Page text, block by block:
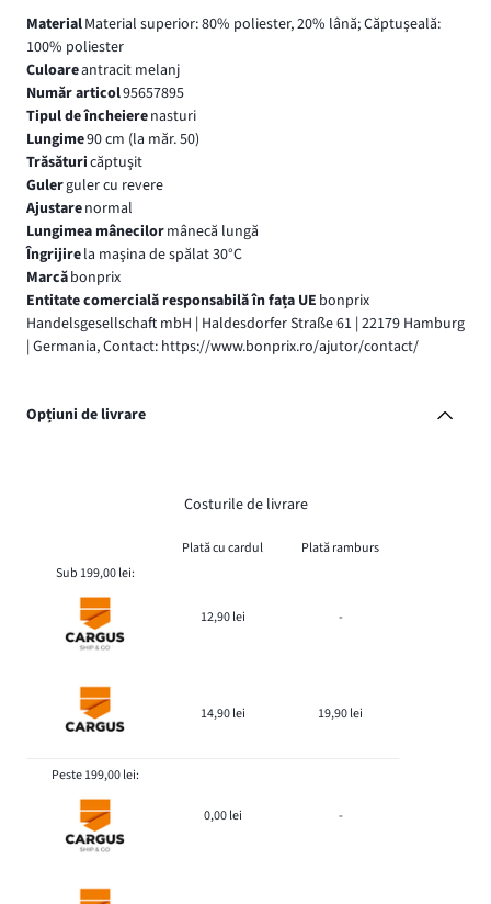
MaterialMaterial superior: 80% poliester, 20% lână; Căptuşeală:
100% poliester
Culoareantracit melanj
Număr articol95657895
Tipul de încheierenasturi
Lungime90 cm (la măr. 50)
Trăsăturicăptuşit
Gulerguler cu revere
Ajustarenormal
Lungimea mânecilormânecă lungă
Îngrijirela maşina de spălat 30°C
Marcăbonprix
Entitate comercială responsabilă în fața UE bonprix
Handelsgesellschaft mbH | Haldesdorfer Straße 61 | 22179 Hamburg
| Germania, Contact: https://www.bonprix.ro/ajutor/contact/
Opțiuni de livrare
Costurile de livrare
Plată cu cardul
Plată ramburs
Sub 199,00 lei:
12,90 lei -
14,90 lei 19,90 lei
Peste 199,00 lei:
0,00 lei -